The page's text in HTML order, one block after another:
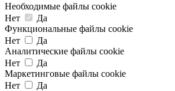
Необходимые файлы cookie
Нет
Да
Функциональные файлы cookie
Нет
Да
Аналитические файлы cookie
Нет
Да
Маркетинговые файлы cookie
Нет
Да